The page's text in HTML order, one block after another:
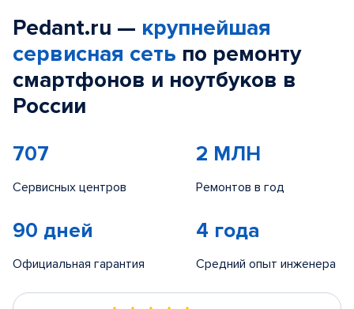
Pedant.ru — крупнейшая
сервисная сеть по ремонту
смартфонов и ноутбуков в
России
707
Сервисных центров
2 МЛН
Ремонтов в год
90 дней
Официальная гарантия
4 года
Средний опыт инженера